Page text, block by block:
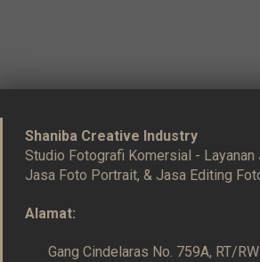
Shaniba Creative Industry
Studio Fotografi Komersial - Layanan
Jasa Foto Portrait, & Jasa Editing
Alamat:
Gang Cindelaras No. 759A, RT/